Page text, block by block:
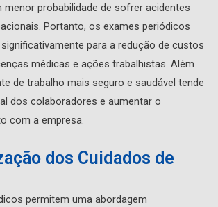
menor probabilidade de sofrer acidentes
Portanto, os exames periódicos
para a redução de custos
médicas e ações trabalhistas. Além
de trabalho mais seguro e saudável tende
dos colaboradores e aumentar o
com a empresa.
dos Cuidados de
permitem uma abordagem